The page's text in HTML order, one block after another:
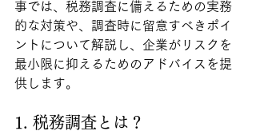
事では、税務調査に備えるための実務
的な対策や、調査時に留意すべきポイ
ントについて解説し、企業がリスクを
最小限に抑えるためのアドバイスを提
供します。
1. 税務調査とは？